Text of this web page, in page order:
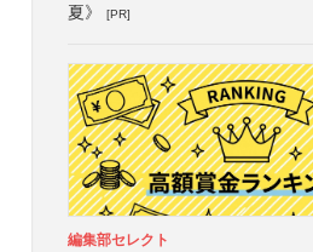
夏》
[PR]
編集部セレクト